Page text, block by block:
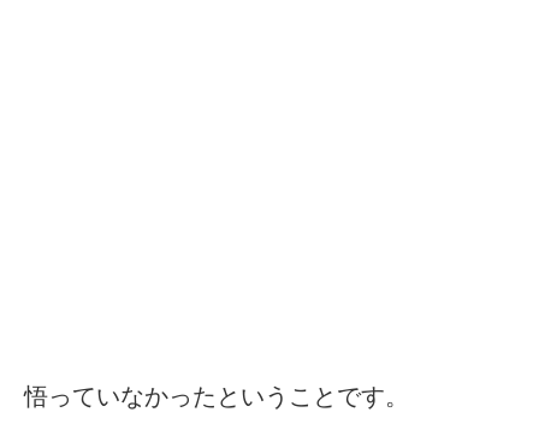
悟っていなかったということです。